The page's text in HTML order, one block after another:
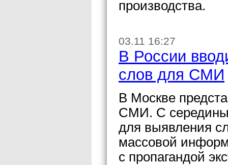
производства.
03.11 16:27
В России
слов для СМИ
В Москве
СМИ. С середины
для выявления
массовой
с пропагандой